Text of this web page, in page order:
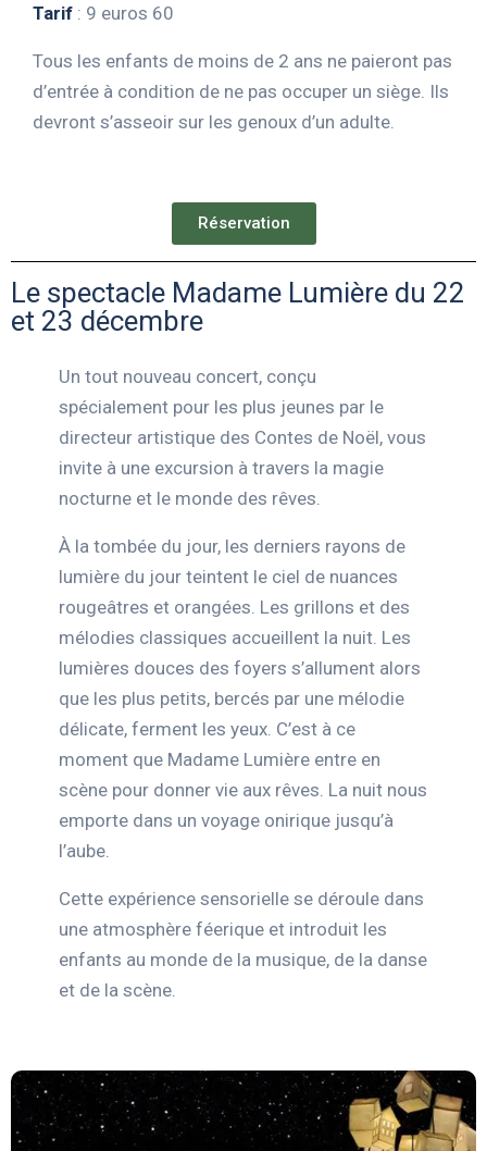
Tarif : 9 euros 60
Tous les enfants de moins de 2 ans ne paieront pas
d’entrée à condition de ne pas occuper un siège. Ils
devront s’asseoir sur les genoux d’un adulte.
Réservation
Le spectacle Madame Lumière du 22
et 23 décembre
Un tout nouveau concert, conçu
spécialement pour les plus jeunes par le
directeur artistique des Contes de Noël, vous
invite à une excursion à travers la magie
nocturne et le monde des rêves.
À la tombée du jour, les derniers rayons de
lumière du jour teintent le ciel de nuances
rougeâtres et orangées. Les grillons et des
mélodies classiques accueillent la nuit. Les
lumières douces des foyers s’allument alors
que les plus petits, bercés par une mélodie
délicate, ferment les yeux. C’est à ce
moment que Madame Lumière entre en
scène pour donner vie aux rêves. La nuit nous
emporte dans un voyage onirique jusqu’à
l’aube.
Cette expérience sensorielle se déroule dans
une atmosphère féerique et introduit les
enfants au monde de la musique, de la danse
et de la scène.